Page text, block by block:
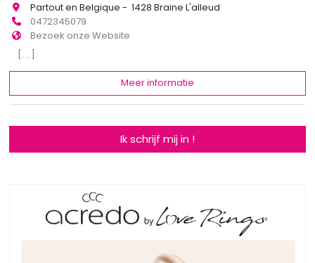
Partout en Belgique - 1428 Braine L'alleud
0472345079
Bezoek onze Website
[...]
Meer informatie
Ik schrijf mij in !